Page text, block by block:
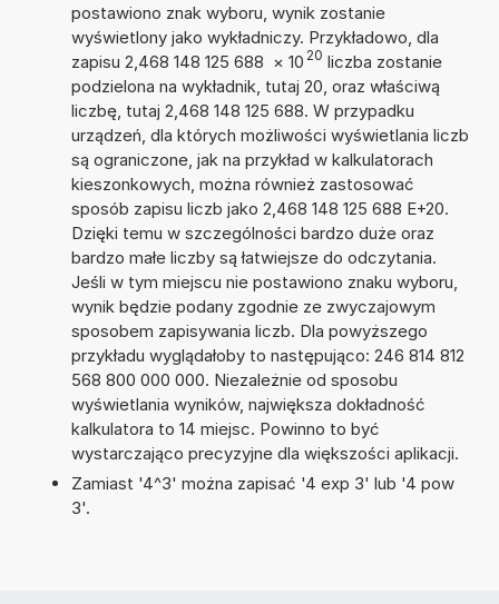
postawiono znak wyboru, wynik zostanie
wyświetlony jako wykładniczy. Przykładowo, dla
zapisu 2,468 148 125 688 × 10 20 liczba zostanie
podzielona na wykładnik, tutaj 20, oraz właściwą
liczbę, tutaj 2,468 148 125 688. W przypadku
urządzeń, dla których możliwości wyświetlania liczb
są ograniczone, jak na przykład w kalkulatorach
kieszonkowych, można również zastosować
sposób zapisu liczb jako 2,468 148 125 688 E+20.
Dzięki temu w szczególności bardzo duże oraz
bardzo małe liczby są łatwiejsze do odczytania.
Jeśli w tym miejscu nie postawiono znaku wyboru,
wynik będzie podany zgodnie ze zwyczajowym
sposobem zapisywania liczb. Dla powyższego
przykładu wyglądałoby to następująco: 246 814 812
568 800 000 000. Niezależnie od sposobu
wyświetlania wyników, największa dokładność
kalkulatora to 14 miejsc. Powinno to być
wystarczająco precyzyjne dla większości aplikacji.
Zamiast '4^3' można zapisać '4 exp 3' lub '4 pow
3'.